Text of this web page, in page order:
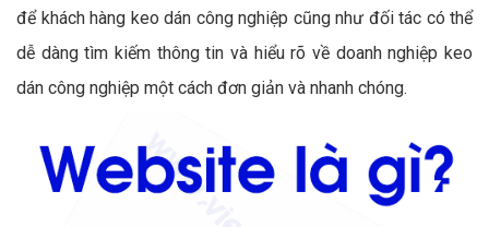
để khách hàng keo dán công nghiệp cũng như đối tác có thể
dễ dàng tìm kiếm thông tin và hiểu rõ về doanh nghiệp keo
dán công nghiệp một cách đơn giản và nhanh chóng.